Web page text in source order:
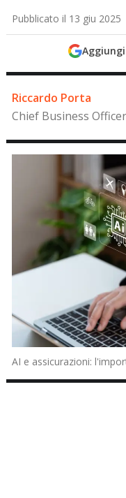
Pubblicato il 13 giu 2025
Riccardo Porta
Chief Business
AI e assicurazioni: